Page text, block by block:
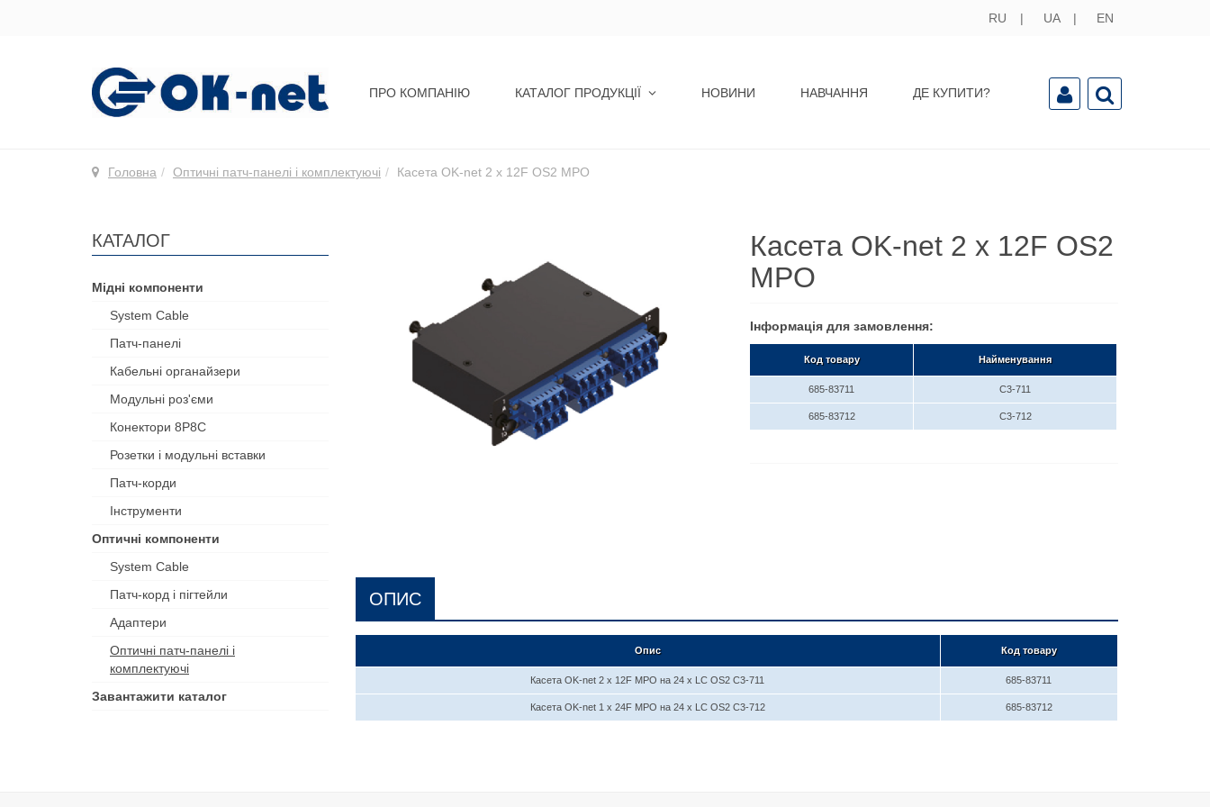
RU UA EN
ПРО КОМПАНІЮ КАТАЛОГ ПРОДУКЦІЇ НОВИНИ НАВЧАННЯ ДЕ КУПИТИ?
Головна Оптичні патч-панелі і комплектуючі Касета OK-net 2 x 12F OS2 MPO
Касета OK-net 2 x 12F OS2
MPO
Інформація для замовлення:
Код товару Найменування
685-83711 C3-711
685-83712 C3-712
ОПИС
Опис Код товару
Касета OK-net 2 x 12F MPO на 24 x LC OS2 C3-711 685-83711
Касета OK-net 1 x 24F MPO на 24 x LC OS2 C3-712 685-83712
КАТАЛОГ
Мідні компоненти
System Cable
Патч-панелі
Кабельні органайзери
Модульні роз'єми
Конектори 8P8C
Розетки і модульні вставки
Патч-корди
Інструменти
Оптичні компоненти
System Cable
Патч-корд і пігтейли
Адаптери
Оптичні патч-панелі і
комплектуючі
Завантажити каталог